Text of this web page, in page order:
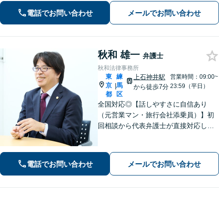
張対応も可能です。【土日・夜間相談
電話でお問い合わせ メールでお問い合わせ
秋和 雄一 弁護士
秋和法律事務所
東
京
都
|
練
馬
区
上石神井駅
から徒歩7分
営業時間：09:00~
23:59（平日）
全国対応◎【話しやすさに自信あり
（元営業マン・旅行会社添乗員）】初
回相談から代表弁護士が直接対応し、
法の道筋をご案内し、無駄なやりとり
をしていただくことが無いように配慮
電話でお問い合わせ メールでお問い合わせ